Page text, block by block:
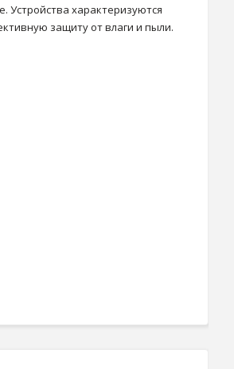
Устройства характеризуются
защиту от влаги и пыли.